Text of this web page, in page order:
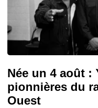
Née un 4 août :
pionnières du
Ouest